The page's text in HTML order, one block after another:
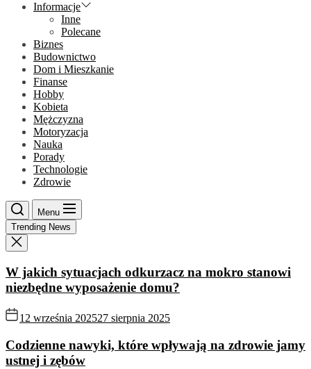
Informacje
Inne
Polecane
Biznes
Budownictwo
Dom i Mieszkanie
Finanse
Hobby
Kobieta
Mężczyzna
Motoryzacja
Nauka
Porady
Technologie
Zdrowie
Menu
Trending News
W jakich sytuacjach odkurzacz na mokro stanowi
niezbędne wyposażenie domu?
12 września 202527 sierpnia 2025
Codzienne nawyki, które wpływają na zdrowie jamy
ustnej i zębów